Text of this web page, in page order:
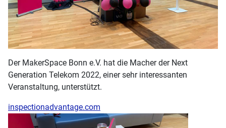
Der MakerSpace Bonn e.V. hat die Macher der Next
Generation Telekom 2022, einer sehr interessanten
Veranstaltung, unterstützt.
inspectionadvantage.com